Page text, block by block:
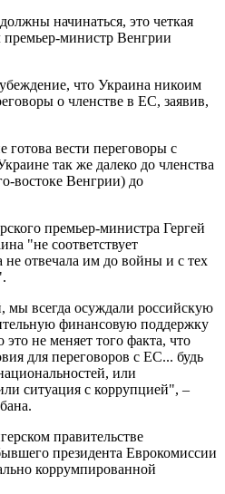
начинаться, это четкая
министр Венгрии
что Украина никоим
о членстве в ЕС, заявив,
вести переговоры с
так же далеко до членства
востоке Венгрии) до
премьер-министра Гергей
"не соответствует
отвечала им до войны и с тех
всегда осуждали российскую
финансовую поддержку
не меняет того факта, что
для переговоров с ЕС... будь
или
ситуация с коррупцией", –
правительстве
президента Еврокомиссии
коррумпированной